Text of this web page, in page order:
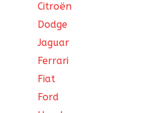
Citroën
Dodge
Jaguar
Ferrari
Fiat
Ford